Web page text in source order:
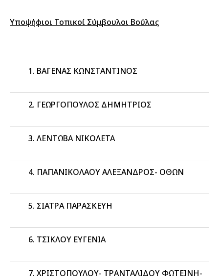
Υποψήφιοι Τοπικοί Σύμβουλοι Βούλας
ΒΑΓΕΝΑΣ ΚΩΝΣΤΑΝΤΙΝΟΣ
ΓΕΩΡΓΟΠΟΥΛΟΣ ΔΗΜΗΤΡΙΟΣ
ΛΕΝΤΩΒΑ ΝΙΚΟΛΕΤΑ
ΠΑΠΑΝΙΚΟΛΑΟΥ ΑΛΕΞΑΝΔΡΟΣ- ΟΘΩΝ
ΣΙΑΤΡΑ ΠΑΡΑΣΚΕΥΗ
ΤΣΙΚΛΟΥ ΕΥΓΕΝΙΑ
ΧΡΙΣΤΟΠΟΥΛΟΥ- ΤΡΑΝΤΑΛΙΔΟΥ ΦΩΤΕΙΝΗ-